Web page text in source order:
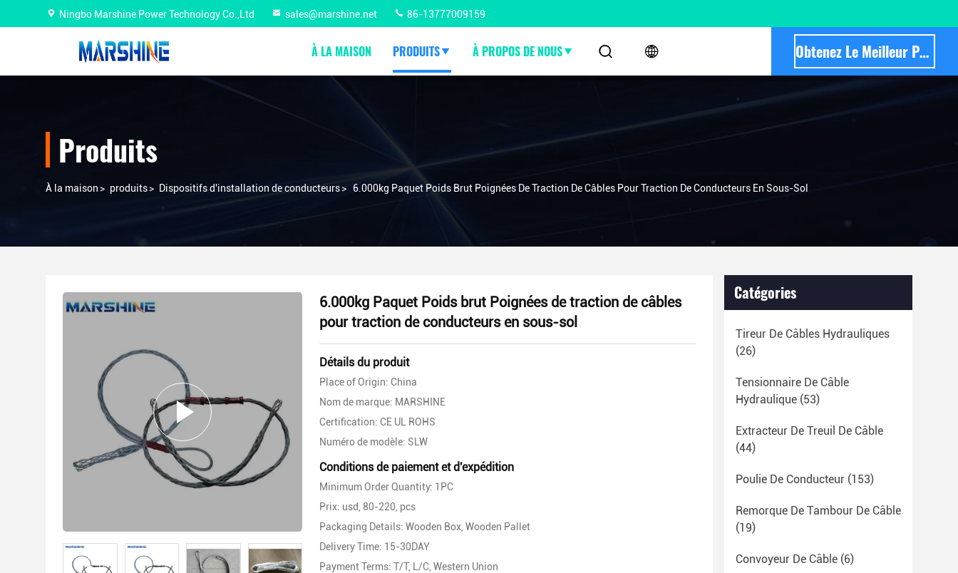
Ningbo Marshine Power Technology Co.,Ltd sales@marshine.net 86-13777009159
À LA MAISON PRODUITS À PROPOS DE NOUS Obtenez Le Meilleur Prix
Produits
À la maison > produits> Dispositifs d'installation de conducteurs> 6.000kg Paquet Poids Brut Poignées De Traction De Câbles Pour Traction De Conducteurs En Sous-Sol
6.000kg Paquet Poids brut Poignées de traction de câbles
pour traction de conducteurs en sous-sol
Détails du produit
Place of Origin: China
Nom de marque: MARSHINE
Certification: CE UL ROHS
Numéro de modèle: SLW
Conditions de paiement et d'expédition
Minimum Order Quantity: 1PC
Prix: usd, 80-220, pcs
Packaging Details: Wooden Box, Wooden Pallet
Delivery Time: 15-30DAY
Payment Terms: T/T, L/C, Western Union
Catégories
Tireur De Câbles Hydrauliques
(26)
Tensionnaire De Câble
Hydraulique (53)
Extracteur De Treuil De Câble
(44)
Poulie De Conducteur (153)
Remorque De Tambour De Câble
(19)
Convoyeur De Câble (6)